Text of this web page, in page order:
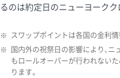
るのは約定日のニューヨークク
※ スワップポイントは各国の金利情
※
国内外の祝祭日の影響により、
もロールオーバーが行われない
ります。